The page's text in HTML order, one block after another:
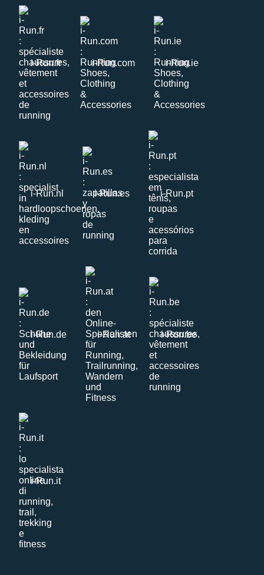
i-Run.fr i-Run.com i-Run.ie
i-Run.nl i-Run.es i-Run.pt
i-Run.de i-Run.at i-Run.be
i-Run.it